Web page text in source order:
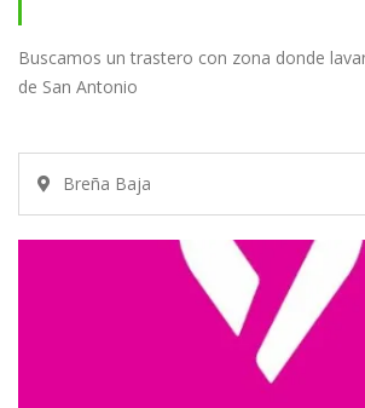
Buscamos un trastero con zona donde
de San Antonio
Breña Baja